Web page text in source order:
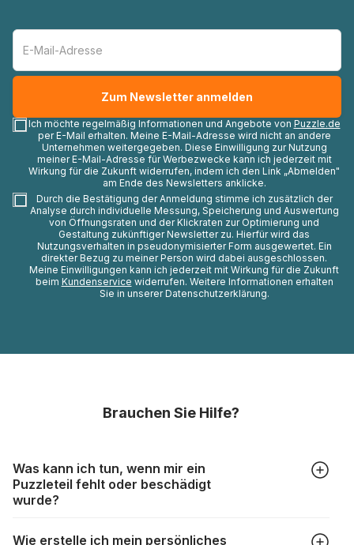
Ich möchte regelmäßig Informationen und Angebote von Puzzle.de
per E-Mail erhalten. Meine E-Mail-Adresse wird nicht an andere
Unternehmen weitergegeben. Diese Einwilligung zur Nutzung
meiner E-Mail-Adresse für Werbezwecke kann ich jederzeit mit
Wirkung für die Zukunft widerrufen, indem ich den Link „Abmelden"
am Ende des Newsletters anklicke.
Durch die Bestätigung der Anmeldung stimme ich zusätzlich der
Analyse durch individuelle Messung, Speicherung und Auswertung
von Öffnungsraten und der Klickraten zur Optimierung und
Gestaltung zukünftiger Newsletter zu. Hierfür wird das
Nutzungsverhalten in pseudonymisierter Form ausgewertet. Ein
direkter Bezug zu meiner Person wird dabei ausgeschlossen.
Meine Einwilligungen kann ich jederzeit mit Wirkung für die Zukunft
beim Kundenservice widerrufen. Weitere Informationen erhalten
Sie in unserer Datenschutzerklärung.
Brauchen Sie Hilfe?
Was kann ich tun, wenn mir ein
Puzzleteil fehlt oder beschädigt
wurde?
Wie erstelle ich mein persönliches